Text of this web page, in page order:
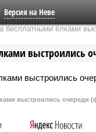
Версия на Неве
бесплатными ёлками
выстроились
выстроились очереди